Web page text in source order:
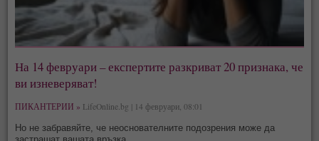
На 14 февруари – експертите разкриват 20 признака, че
ви изневеряват!
ПИКАНТЕРИИ » LifeOnline.bg | 14 февруари, 08:01
Но не забравяйте, че неоснователните подозрения може да